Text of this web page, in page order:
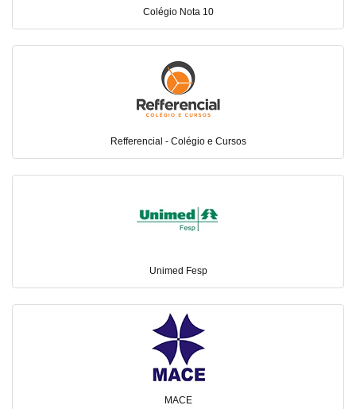
Colégio Nota 10
Refferencial - Colégio e Cursos
Unimed Fesp
MACE